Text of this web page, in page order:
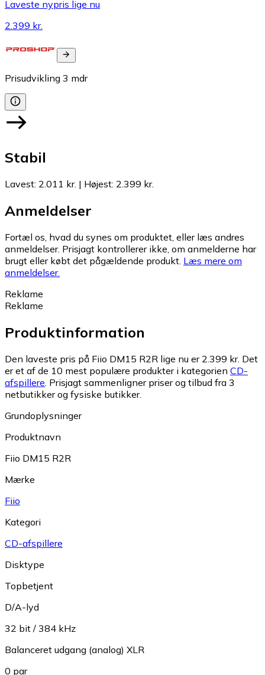
Laveste nypris lige nu
2.399 kr.
Prisudvikling 3 mdr
Stabil
Lavest: 2.011 kr. | Højest: 2.399 kr.
Anmeldelser
Fortæl os, hvad du synes om produktet, eller læs andres
anmeldelser. Prisjagt kontrollerer ikke, om anmelderne har
brugt eller købt det pågældende produkt. Læs mere om
anmeldelser.
Reklame
Reklame
Produktinformation
Den laveste pris på Fiio DM15 R2R lige nu er 2.399 kr. Det
er et af de 10 mest populære produkter i kategorien CD-
afspillere Prisjagt sammenligner priser og tilbud fra 3
netbutikker og fysiske butikker.
Grundoplysninger
Produktnavn
Fiio DM15 R2R
Mærke
Fiio
Kategori
CD-afspillere
Disktype
Topbetjent
D/A-lyd
32 bit / 384 kHz
Balanceret udgang (analog) XLR
0 par